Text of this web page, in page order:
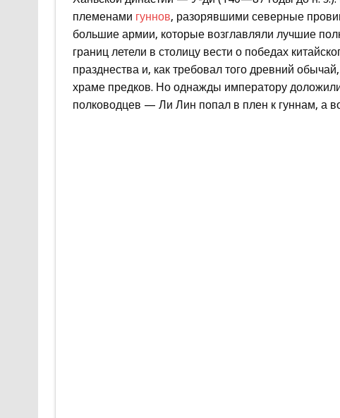
племенами гуннов, разорявшими северные
большие армии, которые возглавляли лучшие
границ летели в столицу вести о победах
празднества и, как требовал того древний
храме предков. Но однажды императору
полководцев — Ли Лин попал в плен к гуннам, а